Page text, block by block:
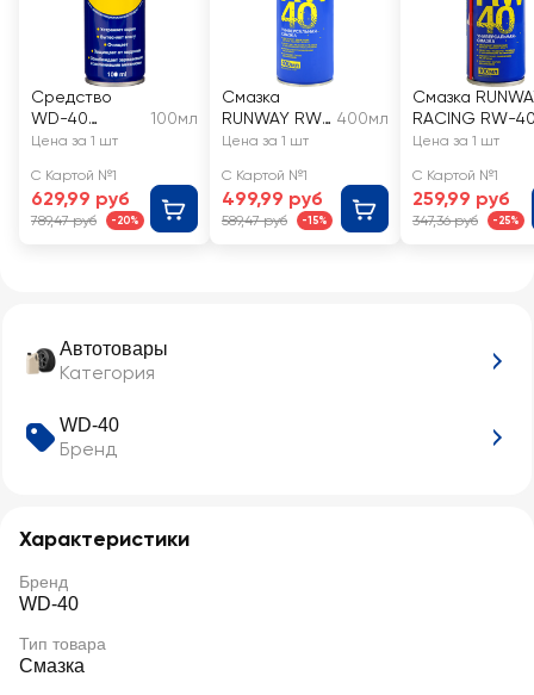
Автотовары
Категория
WD-40
Бренд
Характеристики
Бренд
WD-40
Тип товара
Смазка
Средство
WD-40
универсально
100мл
Цена за 1 шт
С Картой №1
629,99 руб
789,47 руб -20%
Смазка
RUNWAY RW-
40,
ая,
проникающи
й спрей
400мл
Цена за 1 шт
С Картой №1
499,99 руб
589,47 руб -15%
Смазка
RACING RW-
Цена за 1 шт
С Картой №1
259,99 руб
347,36 руб -25%